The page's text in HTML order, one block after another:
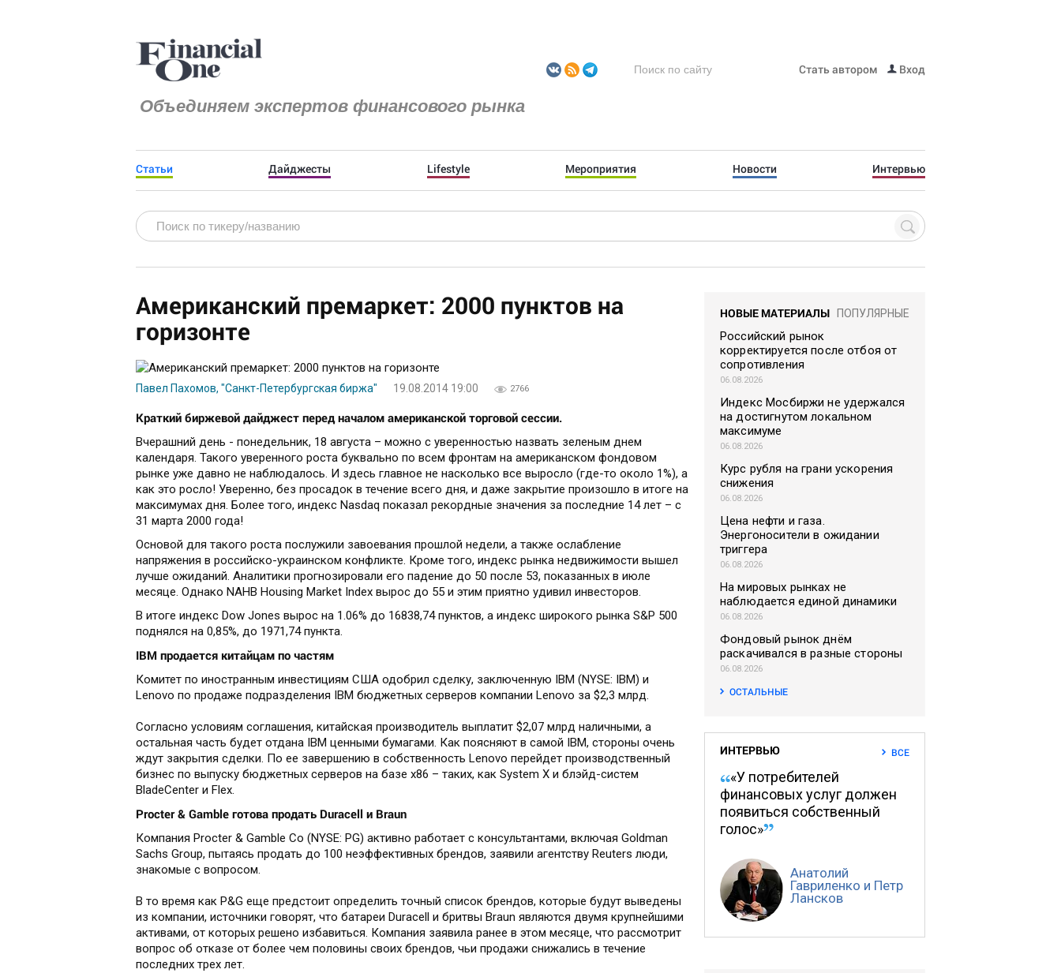
Объединяем экспертов финансового рынка
Стать автором Вход
Статьи Дайджесты Lifestyle Мероприятия Новости Интервью
Американский премаркет: 2000 пунктов на
горизонте
Павел Пахомов, "Санкт-Петербургская биржа" 19.08.2014 19:00 2766
Краткий биржевой дайджест перед началом американской торговой сессии.
Вчерашний день - понедельник, 18 августа – можно с уверенностью назвать зеленым днем
календаря. Такого уверенного роста буквально по всем фронтам на американском фондовом
рынке уже давно не наблюдалось. И здесь главное не насколько все выросло (где-то около 1%), а
как это росло! Уверенно, без просадок в течение всего дня, и даже закрытие произошло в итоге на
максимумах дня. Более того, индекс Nasdaq показал рекордные значения за последние 14 лет – с
31 марта 2000 года!
Основой для такого роста послужили завоевания прошлой недели, а также ослабление
напряжения в российско-украинском конфликте. Кроме того, индекс рынка недвижимости вышел
лучше ожиданий. Аналитики прогнозировали его падение до 50 после 53, показанных в июле
месяце. Однако NAHB Housing Market Index вырос до 55 и этим приятно удивил инвесторов.
В итоге индекс Dow Jones вырос на 1.06% до 16838,74 пунктов, а индекс широкого рынка S&P 500
поднялся на 0,85%, до 1971,74 пункта.
IBM продается китайцам по частям
Комитет по иностранным инвестициям США одобрил сделку, заключенную IBM (NYSE: IBM) и
Lenovo по продаже подразделения IBM бюджетных серверов компании Lenovo за $2,3 млрд.
Согласно условиям соглашения, китайская производитель выплатит $2,07 млрд наличными, а
остальная часть будет отдана IBM ценными бумагами. Как поясняют в самой IBM, стороны очень
ждут закрытия сделки. По ее завершению в собственность Lenovo перейдет производственный
бизнес по выпуску бюджетных серверов на базе x86 – таких, как System X и блэйд-систем
BladeCenter и Flex.
Procter & Gamble готова продать Duracell и Braun
Компания Procter & Gamble Co (NYSE: PG) активно работает с консультантами, включая Goldman
Sachs Group, пытаясь продать до 100 неэффективных брендов, заявили агентству Reuters люди,
знакомые с вопросом.
В то время как P&G еще предстоит определить точный список брендов, которые будут выведены
из компании, источники говорят, что батареи Duracell и бритвы Braun являются двумя крупнейшими
активами, от которых решено избавиться. Компания заявила ранее в этом месяце, что рассмотрит
вопрос об отказе от более чем половины своих брендов, чьи продажи снижались в течение
последних трех лет.
НОВЫЕ МАТЕРИАЛЫ ПОПУЛЯРНЫЕ
Российский рынок
корректируется после отбоя от
сопротивления
06.08.2026
Индекс Мосбиржи не удержался
на достигнутом локальном
максимуме
06.08.2026
Курс рубля на грани ускорения
снижения
06.08.2026
Цена нефти и газа.
Энергоносители в ожидании
триггера
06.08.2026
На мировых рынках не
наблюдается единой динамики
06.08.2026
Фондовый рынок днём
раскачивался в разные стороны
06.08.2026
ОСТАЛЬНЫЕ
ИНТЕРВЬЮ ВСЕ
«У потребителей
финансовых услуг должен
появиться собственный
голос»
Анатолий
Гавриленко и Петр
Лансков